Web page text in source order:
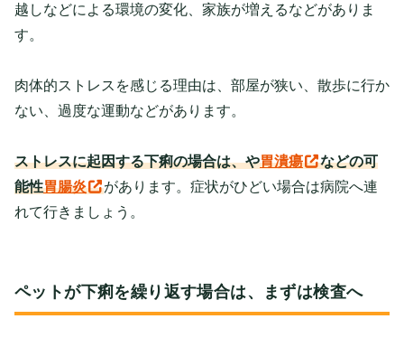
越しなどによる環境の変化、家族が増えるなどがありま
す。
肉体的ストレスを感じる理由は、部屋が狭い、散歩に行か
ない、過度な運動などがあります。
ストレスに起因する下痢の場合は、
胃腸炎
や胃潰瘍
などの可
能性
があります。症状がひどい場合は病院へ連
れて行きましょう。
ペットが下痢を繰り返す場合は、まずは検査へ